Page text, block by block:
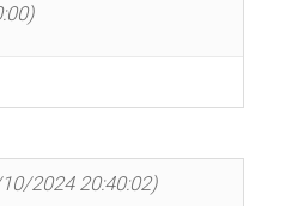
2024 20:40:02)